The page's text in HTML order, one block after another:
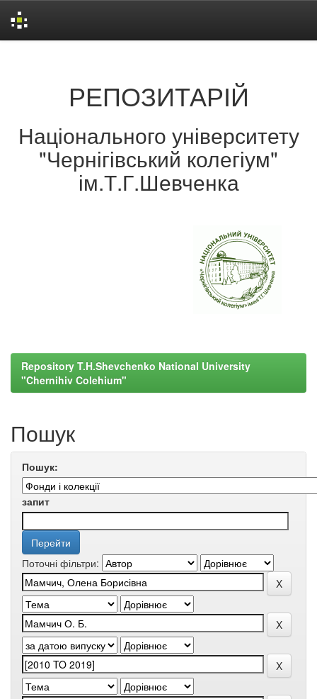
РЕПОЗИТАРІЙ
Національного університету
"Чернігівський колегіум"
ім.Т.Г.Шевченка
Repository T.H.Shevchenko National University
"Chernihiv Colehium"
Пошук
Пошук:
запит
Поточні фільтри: